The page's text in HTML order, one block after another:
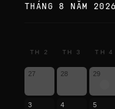
THÁNG 8 NĂM 2026
TH 2 TH 3 TH 4
27 28 29
3 4 5